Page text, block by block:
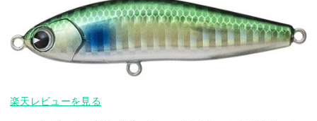
楽天レビューを見る